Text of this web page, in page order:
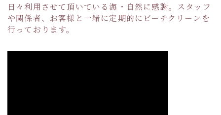
日々利用させて頂いている海・自然に感謝。スタッフ
や関係者、お客様と一緒に定期的にビーチクリーンを
行っております。